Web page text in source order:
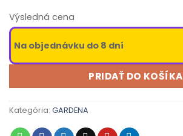
Výsledná cena
Na objednávku do 8 dní
PRIDAŤ DO KOŠÍKA
Kategória: GARDENA